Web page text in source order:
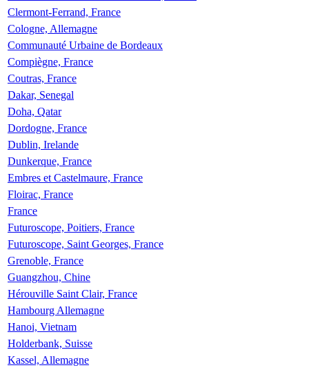
Clermont-Ferrand, France
Cologne, Allemagne
Communauté Urbaine de Bordeaux
Compiègne, France
Coutras, France
Dakar, Senegal
Doha, Qatar
Dordogne, France
Dublin, Irelande
Dunkerque, France
Embres et Castelmaure, France
Floirac, France
France
Futuroscope, Poitiers, France
Futuroscope, Saint Georges, France
Grenoble, France
Guangzhou, Chine
Hérouville Saint Clair, France
Hambourg Allemagne
Hanoi, Vietnam
Holderbank, Suisse
Kassel, Allemagne